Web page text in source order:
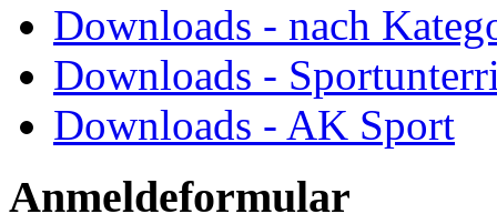
Downloads - nach
Downloads -
Downloads - AK Sport
Anmeldeformular